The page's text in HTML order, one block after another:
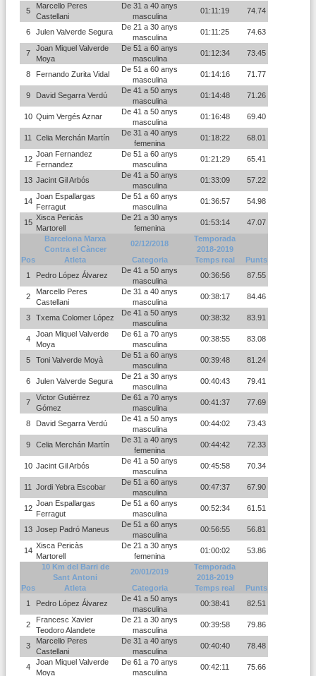
5
Marcello Peres
Castellani
De 31 a 40 anys
masculina
01:11:19 74.74
6 Julen Valverde Segura
De 21 a 30 anys
masculina
01:11:25 74.63
7
Joan Miquel Valverde
Moya
De 51 a 60 anys
masculina
01:12:34 73.45
8 Fernando Zurita Vidal
De 51 a 60 anys
masculina
01:14:16 71.77
9 David Segarra Verdú
De 41 a 50 anys
masculina
01:14:48 71.26
10 Quim Vergés Aznar
De 41 a 50 anys
masculina
01:16:48 69.40
11 Celia Merchán Martín
De 31 a 40 anys
femenina
01:18:22 68.01
12
Joan Fernandez
Fernandez
De 51 a 60 anys
masculina
01:21:29 65.41
13 Jacint Gil Arbós
De 41 a 50 anys
masculina
01:33:09 57.22
14
Joan Espallargas
Ferragut
De 51 a 60 anys
masculina
01:36:57 54.98
15
Xisca Pericàs
Martorell
De 21 a 30 anys
femenina
01:53:14
47.07
Barcelona Marxa
Contra el Càncer
02/12/2018
Temporada
2018-2019
Pos
Atleta Categoria Temps real
Punts
1
Pedro López Álvarez
De 41 a 50 anys
masculina
00:36:56 87.55
2
Marcello Peres
Castellani
De 31 a 40 anys
masculina
00:38:17 84.46
3 Txema Colomer López
De 41 a 50 anys
masculina
00:38:32 83.91
4
Joan Miquel Valverde
Moya
De 61 a 70 anys
masculina
00:38:55 83.08
5 Toni Valverde Moyà
De 51 a 60 anys
masculina
00:39:48 81.24
6 Julen Valverde Segura
De 21 a 30 anys
masculina
00:40:43 79.41
7
Victor Gutiérrez
Gómez
De 61 a 70 anys
masculina
00:41:37 77.69
8 David Segarra Verdú
De 41 a 50 anys
masculina
00:44:02 73.43
9 Celia Merchán Martín
De 31 a 40 anys
femenina
00:44:42 72.33
10 Jacint Gil Arbós
De 41 a 50 anys
masculina
00:45:58 70.34
11 Jordi Yebra Escobar
De 51 a 60 anys
masculina
00:47:37 67.90
12
Joan Espallargas
Ferragut
De 51 a 60 anys
masculina
00:52:34 61.51
13 Josep Padró Maneus
De 51 a 60 anys
masculina
00:56:55 56.81
14
Xisca Pericàs
Martorell
De 21 a 30 anys
femenina
01:00:02
53.86
10 Km del Barri de
Sant Antoni
20/01/2019
Temporada
2018-2019
Pos
Atleta Categoria Temps real
Punts
1
Pedro López Álvarez
De 41 a 50 anys
masculina
00:38:41 82.51
2
Francesc Xavier
Teodoro Alandete
De 21 a 30 anys
masculina
00:39:58 79.86
3
Marcello Peres
Castellani
De 31 a 40 anys
masculina
00:40:40 78.48
4
Joan Miquel Valverde
Moya
De 61 a 70 anys
masculina
00:42:11 75.66